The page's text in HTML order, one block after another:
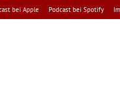
bei Apple Podcast bei Spotify